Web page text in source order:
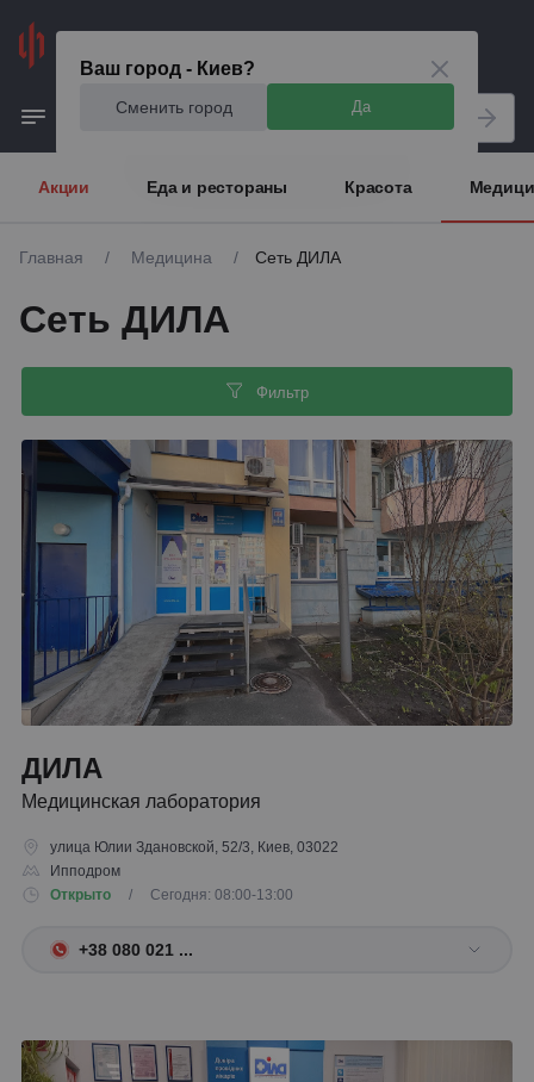
Ваш город - Киев?
Сменить город Да
Акции Еда и рестораны Красота
Главная / Медицина / Сеть ДИЛА
Сеть ДИЛА
Фильтр
ДИЛА
Медицинская лаборатория
улица Юлии Здановской, 52/3, Киев, 03022
Ипподром
Открыто
/ Сегодня: 08:00-13:00
+38 080 021 ...